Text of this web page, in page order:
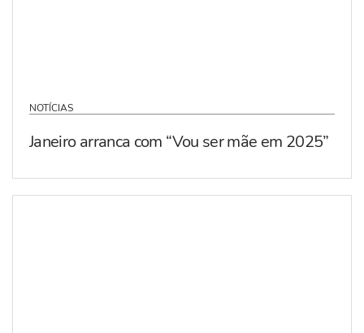
NOTÍCIAS
Janeiro arranca com “Vou ser mãe em 2025”